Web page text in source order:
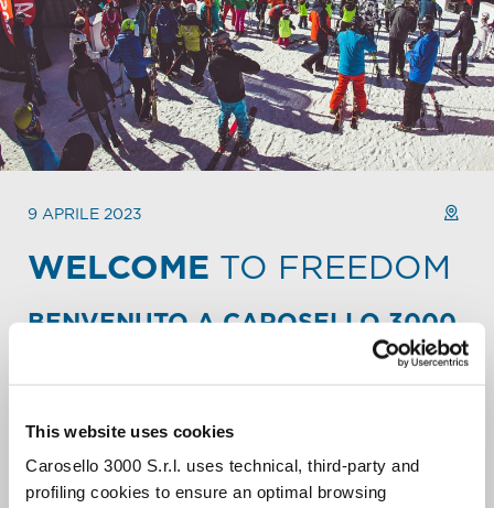
This website uses cookies
Carosello 3000 S.r.l. uses technical, third-party and
profiling cookies to ensure an optimal browsing
9 APRILE 2023
WELCOME TO FREEDOM
BENVENUTO A CAROSELLO 3000.
Festeggia il week-end o l’inizio della tua settimana con
amici o famiglia.
Carosello 3000 (arrivo cabinovia n°11-12) si trasforma
nella location di una grande festa-evento. Qui puoi
informarti sulle attività, gli eventi e le Top Experience che
hanno luogo sulla Montagna. Ma anche conoscere lo